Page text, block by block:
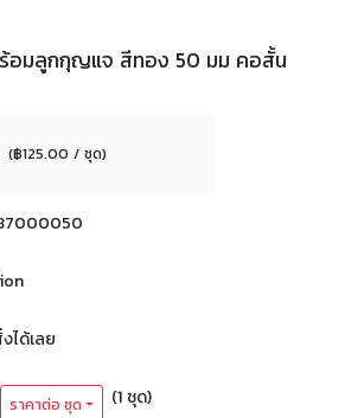
มลูกกุญแจ สีทอง 50 มม คอสั้น
(฿125.00 / ชุด)
ได้เลย
ราคาต่อ ชุด (1 ชุด)